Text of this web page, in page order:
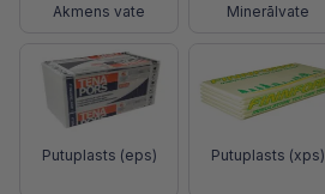
Akmens vate Minerālvate
Putuplasts (eps) Putuplasts (xps)